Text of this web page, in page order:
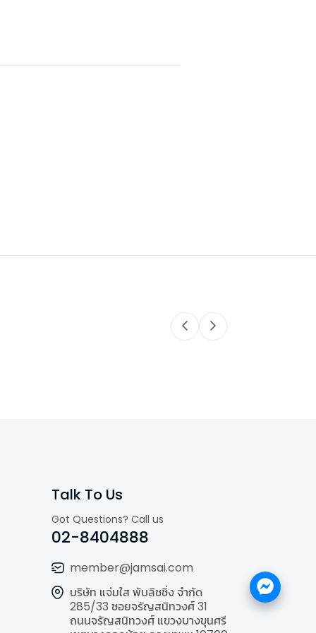
Talk To Us
Got Questions? Call us
02-8404888
member@jamsai.com
บริษัท แจ่มใส พับลิชชิ่ง จำกัด
285/33 ซอยจรัญสนิทวงศ์ 31
ถนนจรัญสนิทวงศ์ แขวงบางขุนศรี